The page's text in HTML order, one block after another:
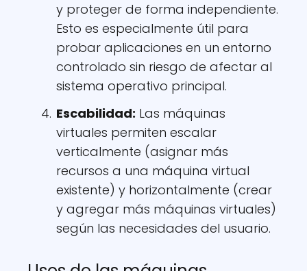
y proteger de forma independiente.
Esto es especialmente útil para
probar aplicaciones en un entorno
controlado sin riesgo de afectar al
sistema operativo principal.
Escabilidad: Las máquinas
virtuales permiten escalar
verticalmente (asignar más
recursos a una máquina virtual
existente) y horizontalmente (crear
y agregar más máquinas virtuales)
según las necesidades del usuario.